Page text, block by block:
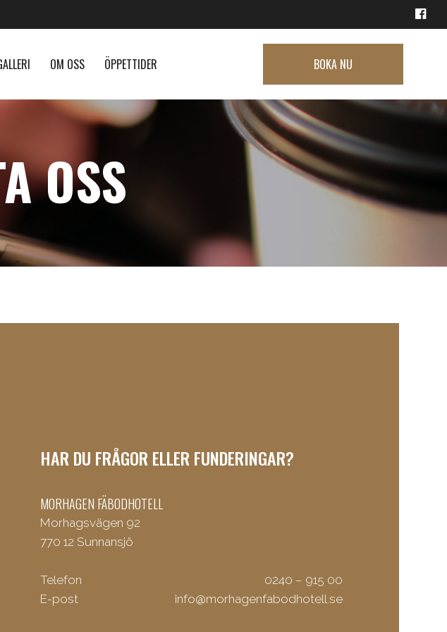
BOKA NU
OM OSS ÖPPETTIDER
OSS
HAR DU FRÅGOR ELLER FUNDERINGAR?
MORHAGEN FÄBODHOTELL
Morhagsvägen 92
770 12 Sunnansjö
Telefon
0240 – 915 00
E-post
info@morhagenfabodhotell.se